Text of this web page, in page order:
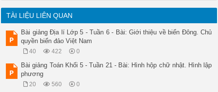
b.Cảnh vật xung quanh tôi đang có sự thay đổi lớn : hôm
ÔN TẬP VỀ DẤU CÂU
Luyện từ và câu:
(Dấu hai chấm)
Có thể đặt dấu hai chấm vào chỗ nào trong các khổ thơ, các
Bài 2 :
a)
Thằng giặc cuống cả chân
Nhăn nhó kêu rối rít
Đồng ý là tao chết
TÀI LIỆU LIÊN QUAN
Bài giảng Địa lí Lớp 5 - Tuần 6 - Bài: Giới thiệu về biển Đông. Chủ
quyền biển đảo Việt Nam
40 422 0
Bài giảng Toán Khối 5 - Tuần 21 - Bài: Hình hộp chữ nhật. Hình lập
phương
20 560 0